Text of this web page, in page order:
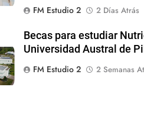
FM Estudio 2
2 Días Atrás
Becas para estudiar
Universidad Austral de
FM Estudio 2
2 Semanas